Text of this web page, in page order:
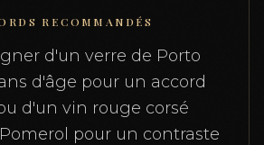
RECOMMANDÉS
d'un verre de Porto
d'âge pour un accord
d'un vin rouge corsé
pour un contraste